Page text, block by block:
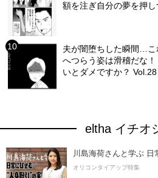
額を注ぎ自分の夢を押
夫が闇堕ちした瞬間…
へつらう姿は滑稽だな
いとダメですか？ Vol.28
eltha イチオ
川島海荷さんと学ぶ 日
オリコンタイアップ特集